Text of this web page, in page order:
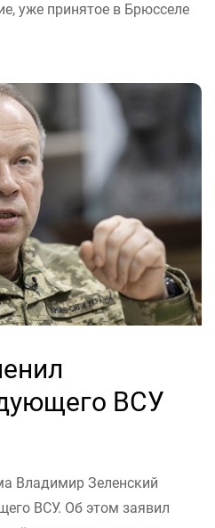
уже принятое в Брюсселе
ВСУ
Владимир Зеленский
ВСУ. Об этом заявил